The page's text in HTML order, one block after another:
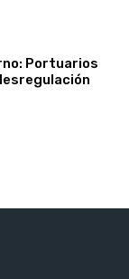
Portuarios